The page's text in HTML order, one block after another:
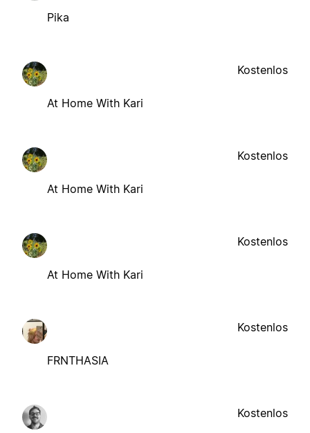
Pika
At Home With Kari
Kostenlos
At Home With Kari
Kostenlos
At Home With Kari
Kostenlos
FRNTHASIA
Kostenlos
Kostenlos